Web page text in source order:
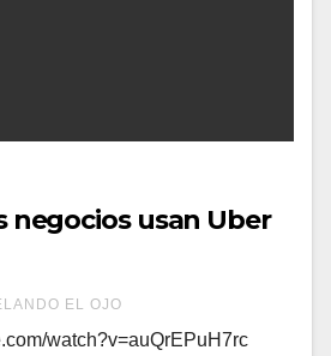
negocios usan Uber
EL OJO
watch?v=auQrEPuH7rc